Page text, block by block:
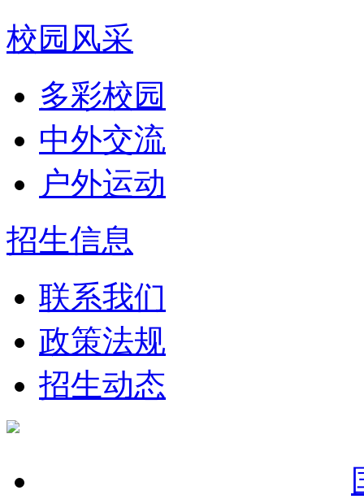
校园风采
多彩校园
中外交流
户外运动
招生信息
联系我们
政策法规
招生动态